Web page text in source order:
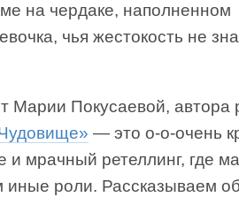
на чердаке, наполненном
чья жестокость не
Марии Покусаевой, автора
— это о-о-очень
мрачный ретеллинг, где
иные роли. Рассказываем